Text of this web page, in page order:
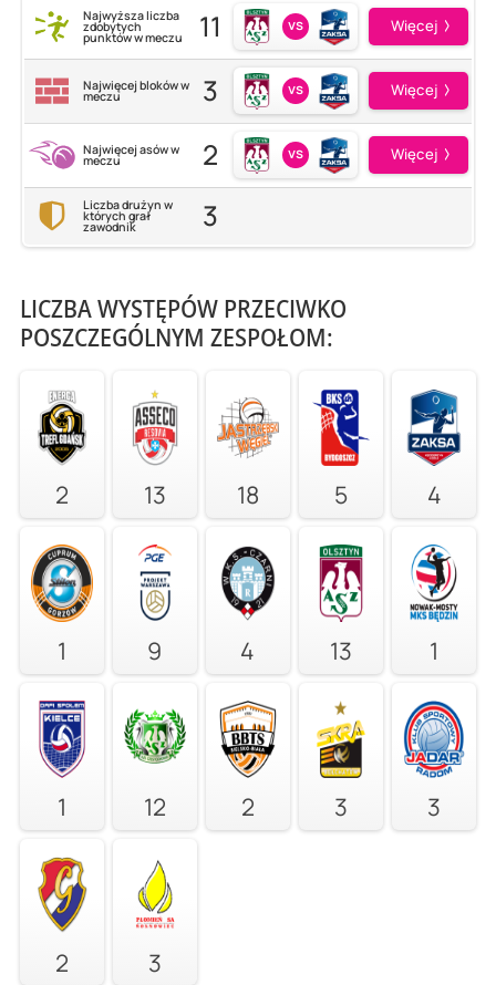
Najwyższa liczba
zdobytych
punktów w meczu 11 vs Więcej
Najwięcej bloków w
meczu 3 vs Więcej
Najwięcej asów w
meczu 2 vs Więcej
Liczba drużyn w
których grał
zawodnik 3
LICZBA WYSTĘPÓW PRZECIWKO
POSZCZEGÓLNYM ZESPOŁOM:
2 13 18 5 4
1 9 4 13 1
1 12 2 3 3
2 3